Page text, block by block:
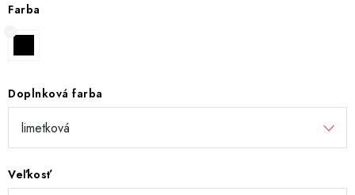
Farba
Doplnková farba
Veľkosť